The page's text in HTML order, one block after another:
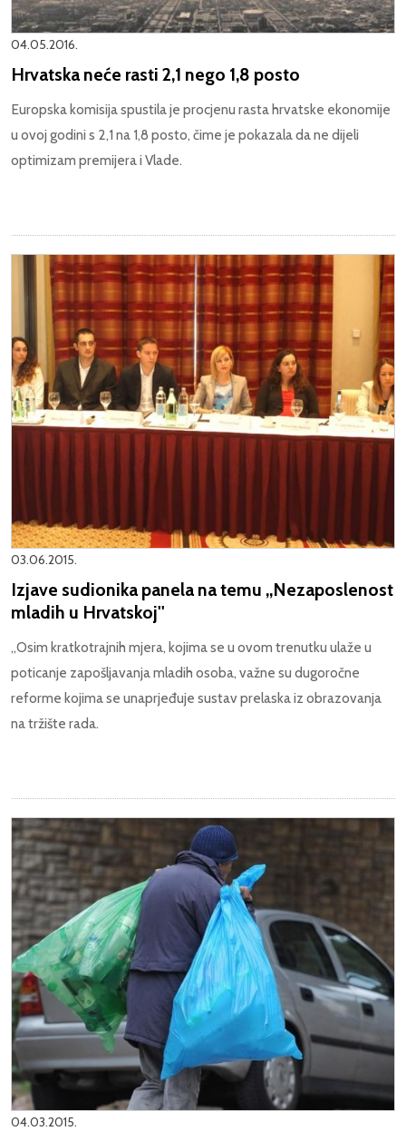
04.05.2016.
Hrvatska neće rasti 2,1 nego 1,8 posto
Europska komisija spustila je procjenu rasta hrvatske ekonomije
u ovoj godini s 2,1 na 1,8 posto, čime je pokazala da ne dijeli
optimizam premijera i Vlade.
03.06.2015.
Izjave sudionika panela na temu ,,Nezaposlenost
mladih u Hrvatskoj''
„Osim kratkotrajnih mjera, kojima se u ovom trenutku ulaže u
poticanje zapošljavanja mladih osoba, važne su dugoročne
reforme kojima se unaprjeđuje sustav prelaska iz obrazovanja
na tržište rada.
04.03.2015.